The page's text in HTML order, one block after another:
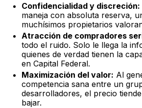
Confidencialidad y discreción:
maneja con absoluta reserva,
muchísimos propietarios
Atracción de compradores
todo el ruido. Solo le llega la
quienes de verdad tienen la
en Capital Federal.
Maximización del valor: Al
competencia sana entre un
desarrolladores, el precio
bajar.